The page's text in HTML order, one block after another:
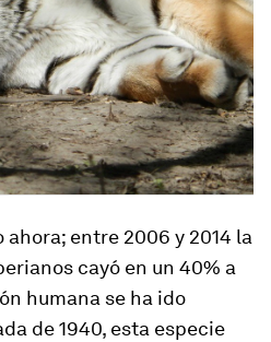
ahora; entre 2006 y 2014 la
cayó en un 40% a
humana se ha ido
de 1940, esta especie